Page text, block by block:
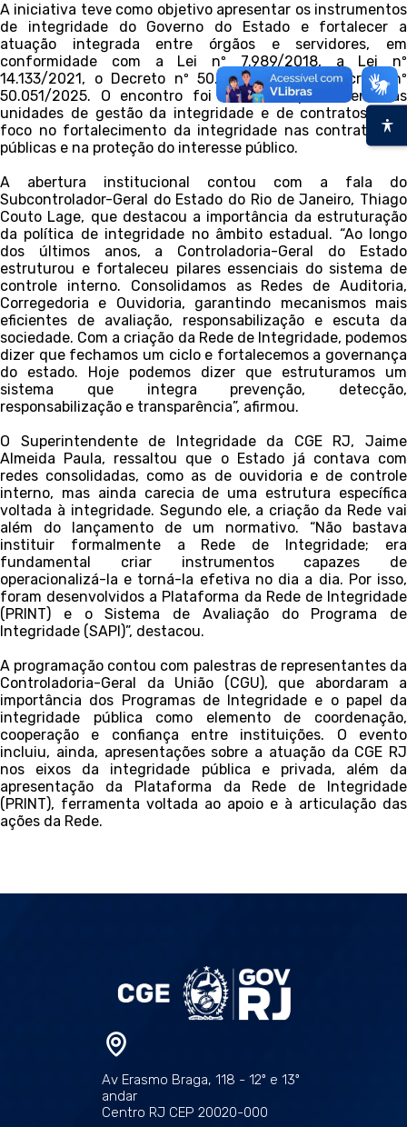
A iniciativa teve como objetivo apresentar os instrumentos
de integridade do Governo do Estado e fortalecer a
atuação integrada entre órgãos e servidores, em
conformidade com a Lei nº 7.989/2018, a Lei nº
14.133/2021, o Decreto nº 50.050/2025 e o Decreto nº
50.051/2025. O encontro foi voltado especialmente às
unidades de gestão da integridade e de contratos, com
foco no fortalecimento da integridade nas contratações
públicas e na proteção do interesse público.
A abertura institucional contou com a fala do
Subcontrolador-Geral do Estado do Rio de Janeiro, Thiago
Couto Lage, que destacou a importância da estruturação
da política de integridade no âmbito estadual. “Ao longo
dos últimos anos, a Controladoria-Geral do Estado
estruturou e fortaleceu pilares essenciais do sistema de
controle interno. Consolidamos as Redes de Auditoria,
Corregedoria e Ouvidoria, garantindo mecanismos mais
eficientes de avaliação, responsabilização e escuta da
sociedade. Com a criação da Rede de Integridade, podemos
dizer que fechamos um ciclo e fortalecemos a governança
do estado. Hoje podemos dizer que estruturamos um
sistema que integra prevenção, detecção,
responsabilização e transparência”, afirmou.
O Superintendente de Integridade da CGE RJ, Jaime
Almeida Paula, ressaltou que o Estado já contava com
redes consolidadas, como as de ouvidoria e de controle
interno, mas ainda carecia de uma estrutura específica
voltada à integridade. Segundo ele, a criação da Rede vai
além do lançamento de um normativo. “Não bastava
instituir formalmente a Rede de Integridade; era
fundamental criar instrumentos capazes de
operacionalizá-la e torná-la efetiva no dia a dia. Por isso,
foram desenvolvidos a Plataforma da Rede de Integridade
(PRINT) e o Sistema de Avaliação do Programa de
Integridade (SAPI)”, destacou.
A programação contou com palestras de representantes da
Controladoria-Geral da União (CGU), que abordaram a
importância dos Programas de Integridade e o papel da
integridade pública como elemento de coordenação,
cooperação e confiança entre instituições. O evento
incluiu, ainda, apresentações sobre a atuação da CGE RJ
nos eixos da integridade pública e privada, além da
apresentação da Plataforma da Rede de Integridade
(PRINT), ferramenta voltada ao apoio e à articulação das
ações da Rede.
Av Erasmo Braga, 118 - 12º e 13º
andar
Centro RJ CEP 20020-000